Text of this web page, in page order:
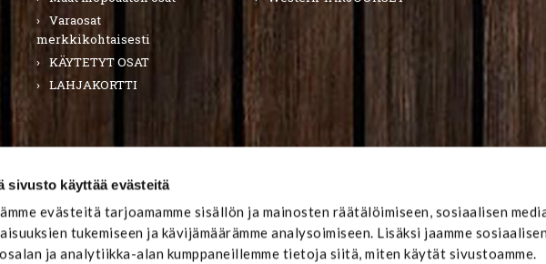
sivusto käyttää evästeitä
evästeitä tarjoamamme sisällön ja mainosten räätälöimiseen, sosiaalisen
tukemiseen ja kävijämäärämme analysoimiseen. Lisäksi jaamme
ja analytiikka-alan kumppaneillemme tietoja siitä, miten käytät sivustoamme.
Varaosat
merkkikohtaisesti
KÄYTETYT OSAT
LAHJAKORTTI